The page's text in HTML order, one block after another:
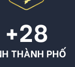
+28
THÀNH PHỐ